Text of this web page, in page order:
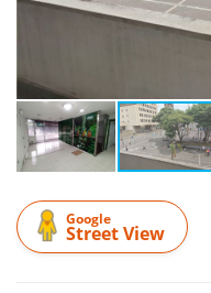
Google
Street View